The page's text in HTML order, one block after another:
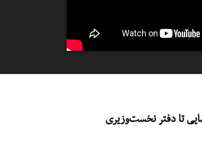
تا دفتر نخست‌وزیری